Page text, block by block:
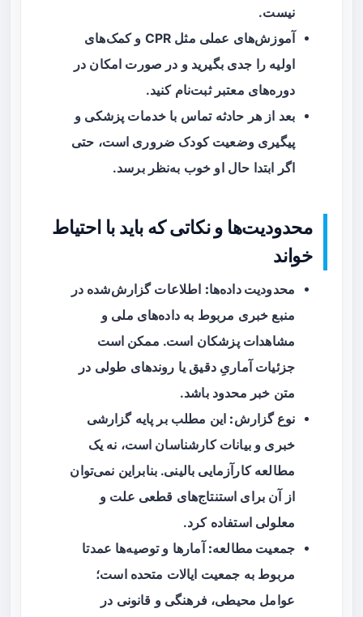
نیست.
آموزش‌های عملی مثل CPR و کمک‌های
اولیه را جدی بگیرید و در صورت امکان در
دوره‌های معتبر ثبت‌نام کنید.
بعد از هر حادثه تماس با خدمات پزشکی و
پیگیری وضعیت کودک ضروری است، حتی
اگر ابتدا حال او خوب به‌نظر برسد.
محدودیت‌ها و نکاتی که باید با احتیاط
خواند
محدودیت داده‌ها: اطلاعات گزارش‌شده در
منبع خبری مربوط به داده‌های ملی و
مشاهدات پزشکان است. ممکن است
جزئیات آماریِ دقیق یا روندهای طولی در
متن خبر محدود باشد.
نوع گزارش: این مطلب بر پایه گزارشی
خبری و بیانات کارشناسان است، نه یک
مطالعه کارآزمایی بالینی. بنابراین نمی‌توان
از آن برای استنتاج‌های قطعی علت و
معلولی استفاده کرد.
جمعیت مطالعه: آمارها و توصیه‌ها عمدتا
مربوط به جمعیت ایالات متحده است؛
عوامل محیطی، فرهنگی و قانونی در